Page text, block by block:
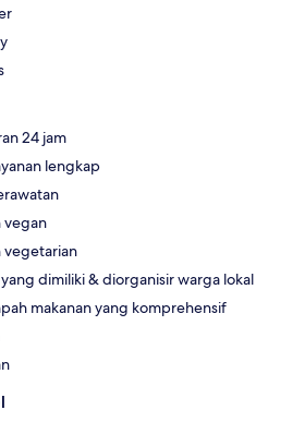
24 jam
lengkap
vegan
vegetarian
dimiliki & diorganisir warga lokal
makanan yang komprehensif